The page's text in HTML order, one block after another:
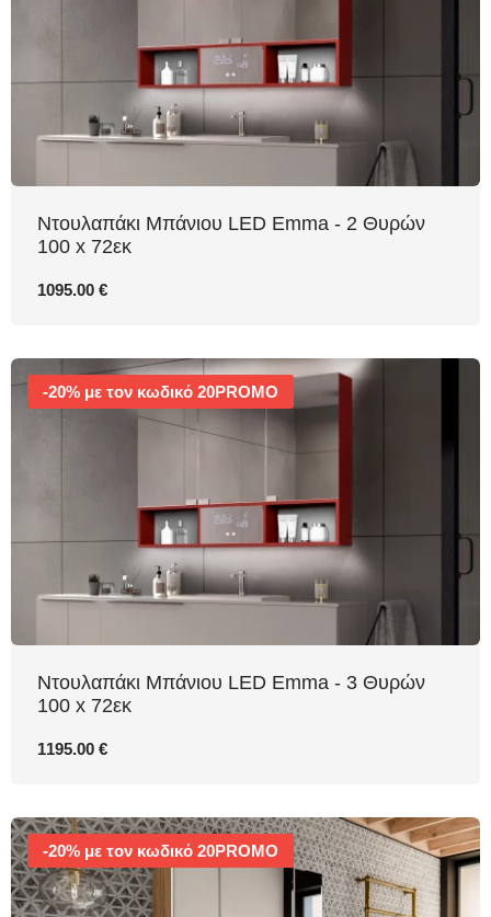
Nτουλαπάκι Μπάνιου LED Emma - 2 Θυρών
100 x 72εκ
1095.00 €
-20% με τον κωδικό 20PROMO
Nτουλαπάκι Μπάνιου LED Emma - 3 Θυρών
100 x 72εκ
1195.00 €
-20% με τον κωδικό 20PROMO